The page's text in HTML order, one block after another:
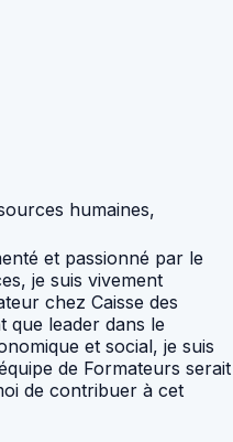
humaines,
et passionné par le
je suis vivement
chez Caisse des
que leader dans le
et social, je suis
de Formateurs serait
de contribuer à cet